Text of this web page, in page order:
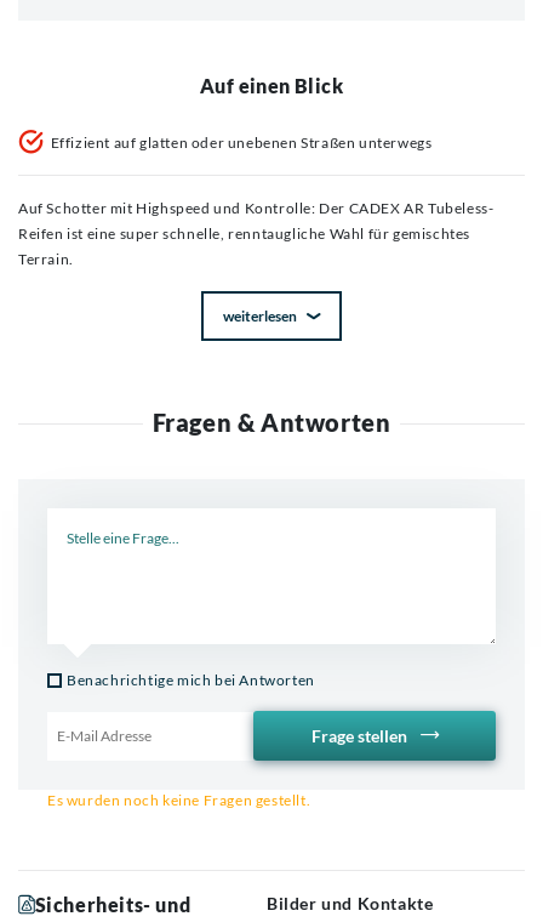
Auf einen Blick
Effizient auf glatten oder unebenen Straßen unterwegs
Auf Schotter mit Highspeed und Kontrolle: Der CADEX AR Tubeless-
Reifen ist eine super schnelle, renntaugliche Wahl für gemischtes
Terrain.
weiterlesen
Fragen & Antworten
Benachrichtige mich bei Antworten
Frage stellen
Es wurden noch keine Fragen gestellt.
Sicherheits- und Bilder und Kontakte